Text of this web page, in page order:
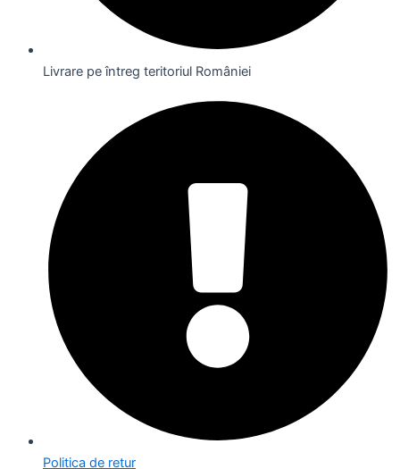
Livrare pe întreg teritoriul României
Politica de retur